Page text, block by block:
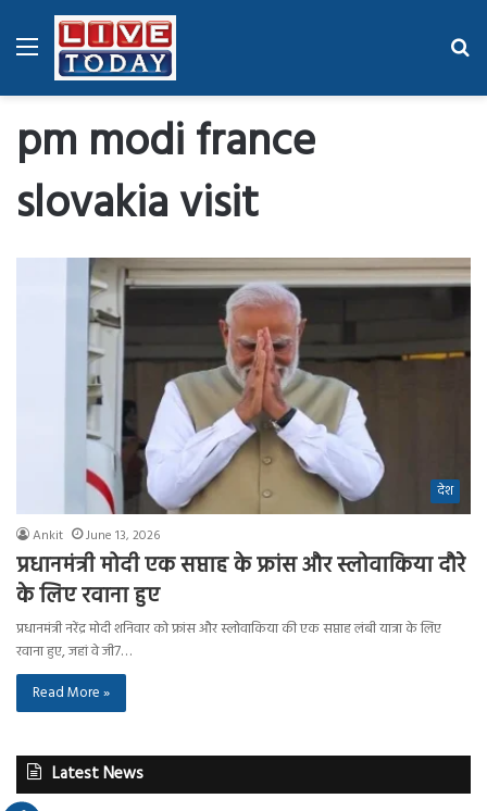
Menu
pm modi france
slovakia visit
देश
Ankit June 13, 2026
प्रधानमंत्री मोदी एक सप्ताह के फ्रांस और स्लोवाकिया दौरे
के लिए रवाना हुए
प्रधानमंत्री नरेंद्र मोदी शनिवार को फ्रांस और स्लोवाकिया की एक सप्ताह लंबी यात्रा के लिए
रवाना हुए, जहां वे जी7…
Read More »
Latest News